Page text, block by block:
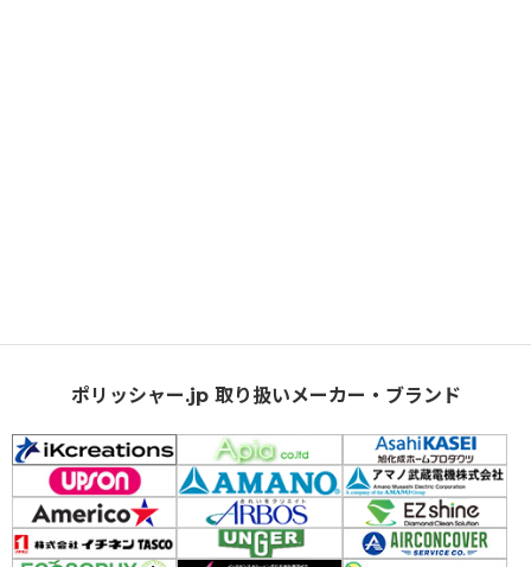
ポリッシャー.jp 取り扱いメーカー・ブランド